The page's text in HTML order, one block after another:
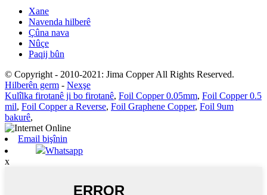
Xane
Navenda hilberê
Çûna nava
Nûçe
Paqij bûn
© Copyright - 2010-2021: Jima Copper All Rights Reserved.
Hilberên germ - Nexşe
Kulîlka firotanê ji bo firotanê, Foil Copper 0.05mm, Foil Copper 0.5
mil, Foil Copper a Reverse, Foil Graphene Copper, Foil 9um
bakurê,
Email bişînin
Whatsapp
x